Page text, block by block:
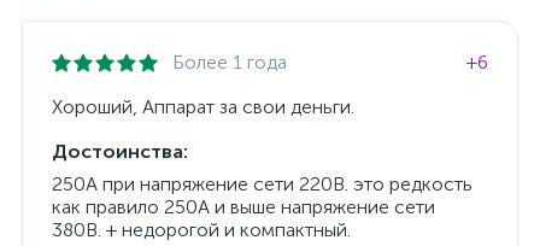
Более 1 года
+6
Хороший, Аппарат за свои деньги.
Достоинства:
250А при напряжение сети 220В. это редкость
как правило 250А и выше напряжение сети
380В. + недорогой и компактный.